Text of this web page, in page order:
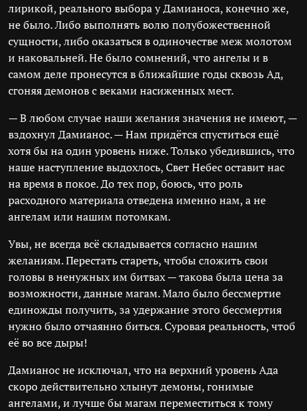
лирикой, реального выбора у Дамианоса, конечно же,
не было. Либо выполнять волю полубожественной
сущности, либо оказаться в одиночестве меж молотом
и наковальней. Не было сомнений, что ангелы и в
самом деле пронесутся в ближайшие годы сквозь Ад,
сгоняя демонов с веками насиженных мест.
— В любом случае наши желания значения не имеют, —
вздохнул Дамианос. — Нам придётся спуститься ещё
хотя бы на один уровень ниже. Только убедившись, что
наше наступление выдохлось, Свет Небес оставит нас
на время в покое. До тех пор, боюсь, что роль
расходного материала отведена именно нам, а не
ангелам или нашим потомкам.
Увы, не всегда всё складывается согласно нашим
желаниям. Перестать стареть, чтобы сложить свои
головы в ненужных им битвах — такова была цена за
возможности, данные магам. Мало было бессмертие
единожды получить, за удержание этого бессмертия
нужно было отчаянно биться. Суровая реальность, чтоб
её во все дыры!
Дамианос не исключал, что на верхний уровень Ада
скоро действительно хлынут демоны, гонимые
ангелами, и лучше бы магам переместиться к тому